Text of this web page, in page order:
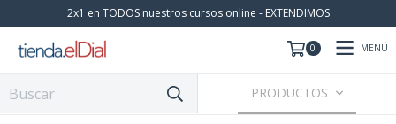
2x1 en TODOS nuestros cursos online - EXTENDIMOS
0 MENÚ
PRODUCTOS